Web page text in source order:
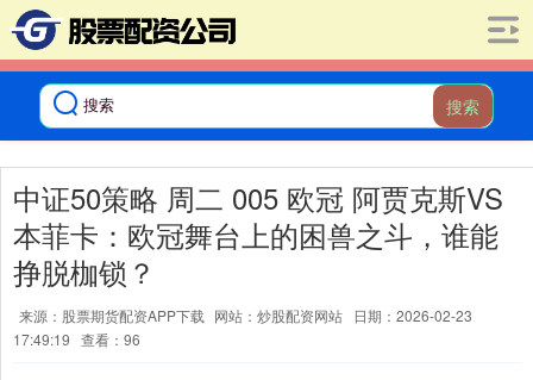
搜索
中证50策略 周二 005 欧冠 阿贾克斯VS
本菲卡：欧冠舞台上的困兽之斗，谁能
挣脱枷锁？
来源：股票期货配资APP下载 网站：炒股配资网站
日期：2026-02-23
17:49:19 查看：96